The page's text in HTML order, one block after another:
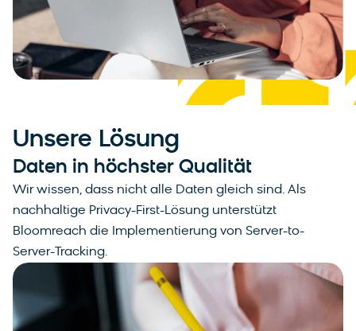
Unsere Lösung
Daten in höchster Qualität
Wir wissen, dass nicht alle Daten gleich sind. Als
nachhaltige Privacy-First-Lösung unterstützt
Bloomreach die Implementierung von Server-to-
Server-Tracking.